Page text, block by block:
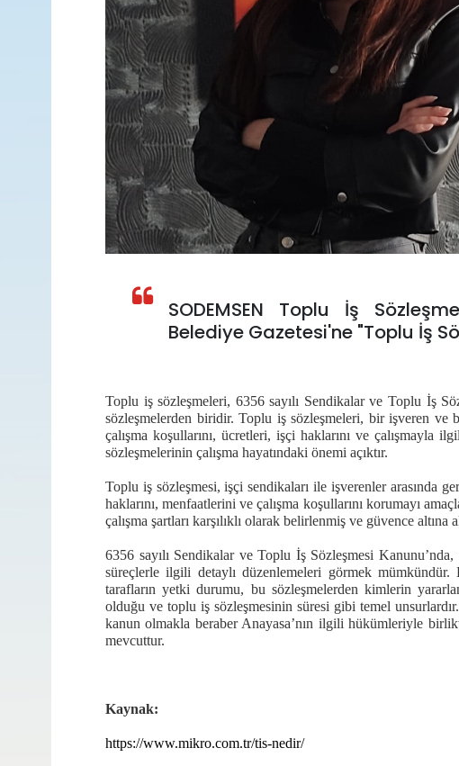
SODEMSEN Toplu İş
Belediye Gazetesi'ne "Toplu İş
Toplu iş sözleşmeleri, 6356 sayılı Sendikalar ve Toplu İş
sözleşmelerden biridir. Toplu iş sözleşmeleri, bir işveren ve
çalışma koşullarını, ücretleri, işçi haklarını ve
sözleşmelerinin çalışma hayatındaki önemi açıktır.
Toplu iş sözleşmesi, işçi sendikaları ile işverenler arasında
haklarını, menfaatlerini ve çalışma koşullarını korumayı
çalışma şartları karşılıklı olarak belirlenmiş ve güvence altına
6356 sayılı Sendikalar ve Toplu İş Sözleşmesi
süreçlerle ilgili detaylı düzenlemeleri görmek mümkündür.
tarafların yetki durumu, bu sözleşmelerden kimlerin
olduğu ve toplu iş sözleşmesinin süresi gibi temel
kanun olmakla beraber Anayasa’nın ilgili hükümleriyle
mevcuttur.
Kaynak:
https://www.mikro.com.tr/tis-nedir/